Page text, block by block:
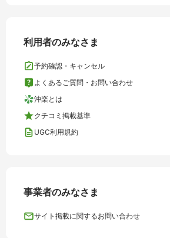
利用者のみなさま
予約確認・キャンセル
よくあるご質問・お問い合わせ
沖楽とは
クチコミ掲載基準
UGC利用規約
事業者のみなさま
サイト掲載に関するお問い合わせ